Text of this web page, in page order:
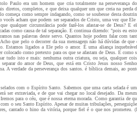
Paulo era um homem que cria totalmente na perseverança
diretos, completos, e que deixa qualquer um que creia na perda
começa como sempre indagando, como se soubesse desta
vocês acham que podem ser separados de Cristo, uma vez que Ele
qualquer circunstância pode fazê-los afastar-se de Deus? E
como causa de tal separação. E continua dizendo: "pois eu
nas palavras deste servo. Quantos hoje podem falar com
que pelo o decorrer da sua mensagem não há dúvidas de que
Estamos ligados a Ele pelo o amor. É uma aliança
colocado como pretexto para os que se afastam de Deus. E como
tudo isto e mais: nenhuma outra criatura, ou seja, qualquer
do amor de Deus, que está em Cristo Jesus nosso
A verdade da perseverança dos santos. é bíblica demais, ao
com o Espírito Santo. Sabemos que uma carta selada é
ser extraviada, e de que vai chegar no local desejado. Da
para o céu, que é nossa eterna morada. Como garantia de
o seu Santo Espírito. Apesar de muitas tribulações,
cantado o hino da vitória, porque fiel é o que nos prometeu.